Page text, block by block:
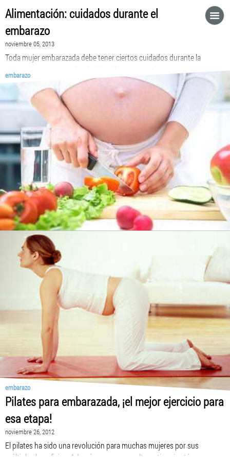
Alimentación: cuidados durante el
embarazo
noviembre 05, 2013
Toda mujer embarazada debe tener ciertos cuidados durante la
embarazo
embarazo
Pilates para embarazada, ¡el mejor ejercicio para
esa etapa!
noviembre 26, 2012
El pilates ha sido una revolución para muchas mujeres por sus
múltiples beneficios. Además es una gran alternativa si estás